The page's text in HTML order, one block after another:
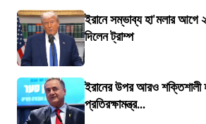
ইরানে সম্ভাব্য হা'মলার আগে
দিলেন ট্রাম্প
ইরানের উপর আরও শক্তিশালী
প্রতিরক্ষামন্ত্র...